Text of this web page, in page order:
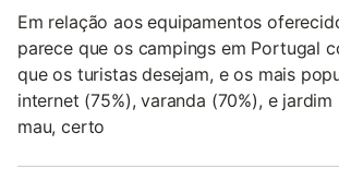
Carnaval. Em julho, pode desfrutar
em Loulé, que oferece música ao
agosto, asNoites Brancassão um
acontecimento a não perder.
Em relação aos equipamentos
parece que os campings em Portugal
que os turistas desejam, e os mais
internet (75%), varanda (70%), e jardim
mau, certo